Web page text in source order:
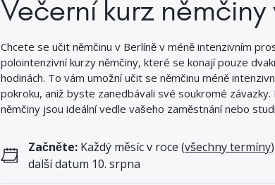
Večerní kurz němčiny
Chcete se učit němčinu v Berlíně v méně intenzivním
polointenzivní kurzy němčiny, které se konají pouze
hodinách. To vám umožní učit se němčinu méně
pokroku, aniž byste zanedbávali své soukromé
němčiny jsou ideální vedle vašeho zaměstnání nebo
Začněte:Každý měsíc v roce (všechny termíny)
další datum 10. srpna